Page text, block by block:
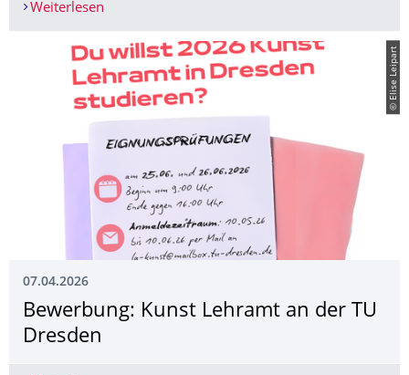
Weiterlesen
© Elise Leipart
07.04.2026
Bewerbung: Kunst Lehramt an der TU
Dresden